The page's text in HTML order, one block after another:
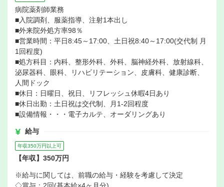
病院薬剤師業務
■入院調剤、服薬指導、注射1本出し
■外来院外処方率98％
■営業時間：平日8:45～17:00、土日祝8:40～17:00(交代制 月
1回程度)
■処方科目：内科、整形外科、外科、脳神経外科、放射線科、
泌尿器科、眼科、リハビリテーション、皮膚科、健康診断、
人間ドック
■休日：日曜日、祝日、リフレッシュ休暇4日あり
■休日出勤：土日祝は交代制、月1-2回程度
■設備情報・・・電子カルテ、オーダリングあり
給与
年収350万円以上可
【年収】350万円
※給与に関しては、前職の給与・経験を考慮して決定